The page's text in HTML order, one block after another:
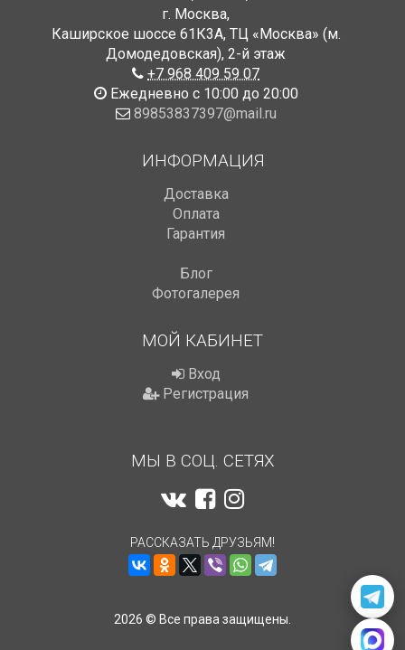
г. Москва,
Каширское шоссе 61К3А, ТЦ «Москва» (м.
Домодедовская), 2-й этаж
+7 968 409 59 07
Ежедневно с 10:00 до 20:00
89853837397@mail.ru
ИНФОРМАЦИЯ
Доставка
Оплата
Гарантия
Блог
Фотогалерея
МОЙ КАБИНЕТ
Вход
Регистрация
МЫ В СОЦ. СЕТЯХ
РАССКАЗАТЬ ДРУЗЬЯМ!
2026 © Все права защищены.